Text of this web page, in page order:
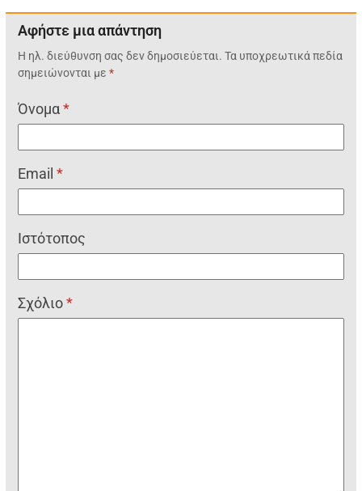
Αφήστε μια απάντηση
Η ηλ. διεύθυνση σας δεν δημοσιεύεται. Τα υποχρεωτικά πεδία
σημειώνονται με*
Όνομα*
Email*
Ιστότοπος
Σχόλιο*